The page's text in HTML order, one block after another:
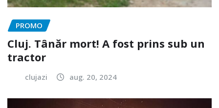
PROMO
Cluj. Tânăr mort! A fost prins sub un
tractor
clujazi aug. 20, 2024